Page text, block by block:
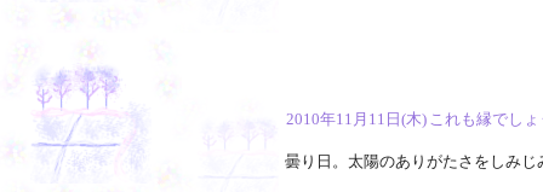
2010年11月11日(木) これも縁でしょ
曇り日。太陽のありがたさをしみじ